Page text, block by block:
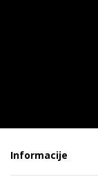
Informacije